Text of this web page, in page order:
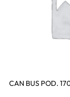
CAN BUS POD.